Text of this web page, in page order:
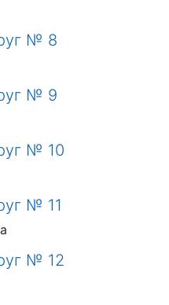
№ 8
№ 9
№ 10
№ 11
№ 12